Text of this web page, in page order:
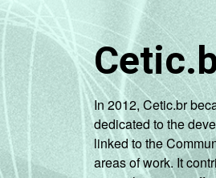
In 2012, Cetic.br
dedicated to the
linked to the
areas of work. It